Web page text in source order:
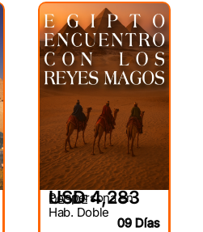
DESDE
USD 4,283
Por persona en
Hab. Doble
09 Días